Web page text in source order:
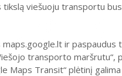
viešuoju transportu
ir
transporto
Maps Transit“ plėtinį